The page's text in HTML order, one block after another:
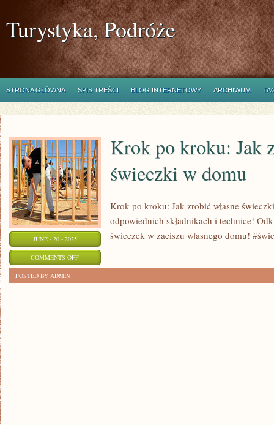
Turystyka, Podróże
STRONA GŁÓWNA SPIS TREŚCI BLOG INTERNETOWY ARCHIWUM
JUNE - 20 - 2025
COMMENTS OFFON
Krok po kroku: Jak
świeczki w domu
Krok po kroku: Jak zrobić własne
odpowiednich składnikach i technice!
świeczek w zaciszu własnego domu!
POSTED BY ADMIN